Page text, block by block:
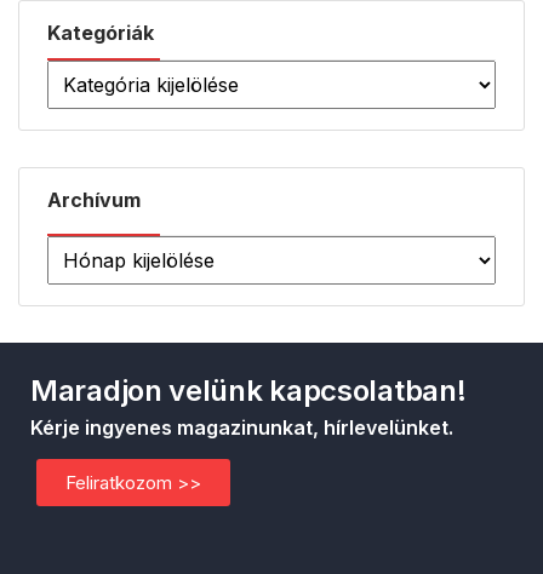
Kategóriák
Archívum
Maradjon velünk kapcsolatban!
Kérje ingyenes magazinunkat, hírlevelünket.
Feliratkozom >>